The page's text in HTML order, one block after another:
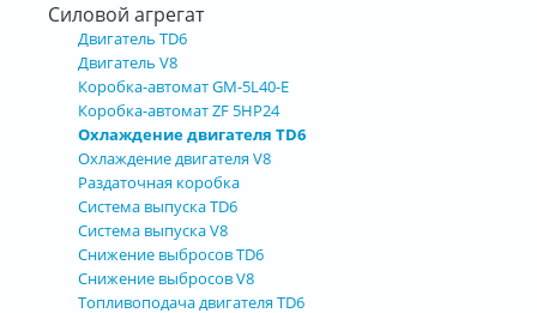
Силовой агрегат
Двигатель TD6
Двигатель V8
Коробка-автомат GM-5L40-E
Коробка-автомат ZF 5HP24
Охлаждение двигателя TD6
Охлаждение двигателя V8
Раздаточная коробка
Система выпуска TD6
Система выпуска V8
Снижение выбросов TD6
Снижение выбросов V8
Топливоподача двигателя TD6